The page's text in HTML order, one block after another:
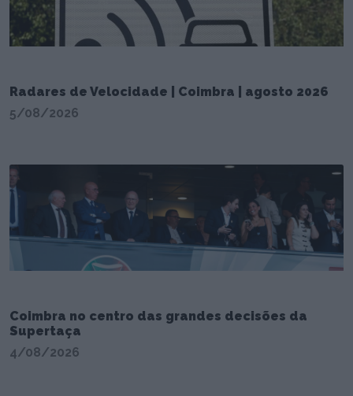
Radares de Velocidade | Coimbra | agosto 2026
5/08/2026
Coimbra no centro das grandes decisões da
Supertaça
4/08/2026